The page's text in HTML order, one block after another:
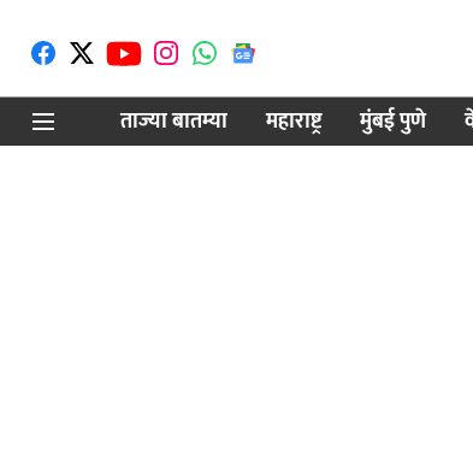
ताज्या बातम्या
महाराष्ट्र मुंबई पुणे